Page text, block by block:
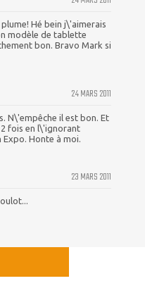
Hé bein j\'aimerais
modèle de tablette
bon. Bravo Mark si
24 MARS 2011
N\'empêche il est bon. Et
fois en l\'ignorant
Honte à moi.
23 MARS 2011